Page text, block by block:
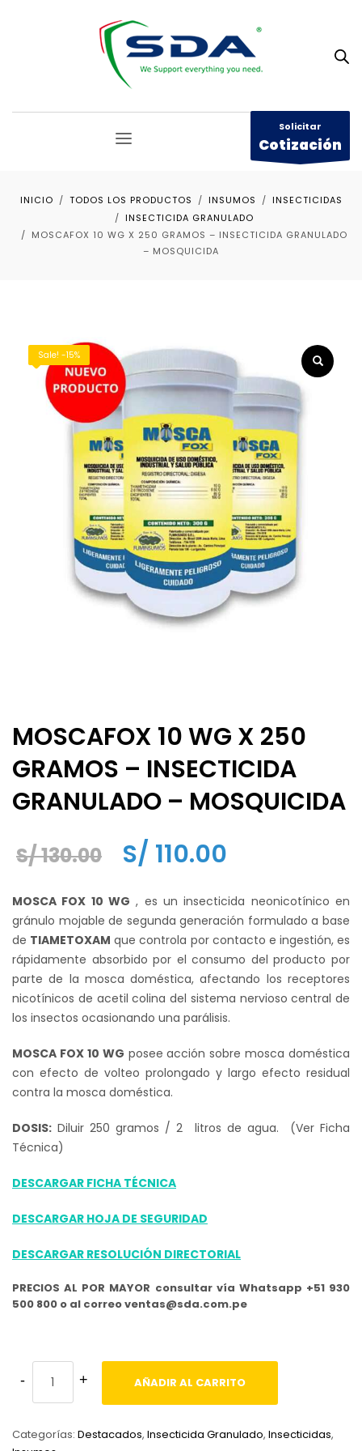
Solicitar
Cotización
INICIO TODOS LOS PRODUCTOS INSUMOS
INSECTICIDAS
INSECTICIDA GRANULADO
MOSCAFOX 10 WG X 250 GRAMOS – INSECTICIDA GRANULADO
– MOSQUICIDA
Sale! -15%
MOSCAFOX 10 WG X 250
GRAMOS – INSECTICIDA
GRANULADO – MOSQUICIDA
S/130.00
El
original
era:
S/ 130.00.
S/ 110.00
actual
es:
S/ 110.00.
MOSCA FOX 10 WG , es un insecticida neonicotínico en
gránulo mojable de segunda generación formulado a base
de TIAMETOXAM que controla por contacto e ingestión, es
rápidamente absorbido por el consumo del producto por
parte de la mosca doméstica, afectando los receptores
nicotínicos de acetil colina del sistema nervioso central de
los insectos ocasionando una parálisis.
MOSCA FOX 10 WG posee acción sobre mosca doméstica
con efecto de volteo prolongado y largo efecto residual
contra la mosca doméstica.
DOSIS: Diluir 250 gramos / 2 litros de agua. (Ver Ficha
Técnica)
DESCARGAR FICHA TÉCNICA
DESCARGAR HOJA DE SEGURIDAD
DESCARGAR RESOLUCIÓN DIRECTORIAL
PRECIOS AL POR MAYOR consultar vía Whatsapp +51 930
500 800 o al correo ventas@sda.com.pe
AÑADIR AL CARRITO
Categorías: Destacados, Insecticida Granulado, Insecticidas,